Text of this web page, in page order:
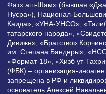
Фатх аш-Шам» (бывшая
Нусра»), Национал-
Каида», «УНА-УНСО»,
татарского народа»,
Дивижн», «Братство»
им. Степана Бандеры»,
«Формат-18», «Хизб ут-
(ФБК) – организация-
запрещена в РФ и
основатель Алексей